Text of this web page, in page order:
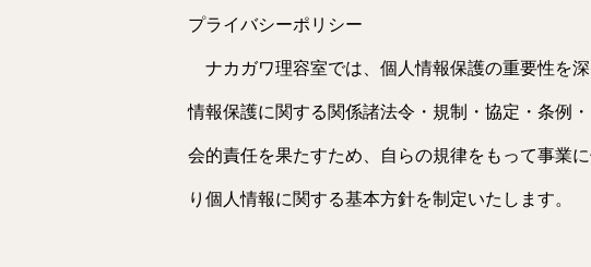
プライバシーポリシー
ナカガワ理容室では、個人情報保護の重要性を
情報保護に関する関係諸法令・規制・協定・条例
会的責任を果たすため、自らの規律をもって事業
り個人情報に関する基本方針を制定いたします。